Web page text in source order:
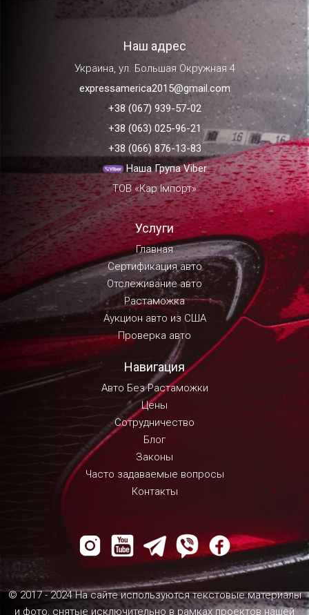
Наш адрес
Украина, ул. Большая Окружная 4
expressamerica2015@gmail.com
+38 (067) 939-57-02
+38 (063) 025-96-21
+38 (066) 876-13-83
Наша Група Viber
ТОВ «Кар Імпорт»
Услуги
Главная
Сертификация авто
Отслеживание авто
Растаможка
Аукцион авто из США
Проверка авто
Навигация
Авто Без Растаможки
Цены
Сотрудничество
Блог
Законы
Часто задаваемые вопросы
Контакты
© 2017 - 2024 На сайте используются текстовые материалы
и фото, снятые исключительно в рамках проектов нашей